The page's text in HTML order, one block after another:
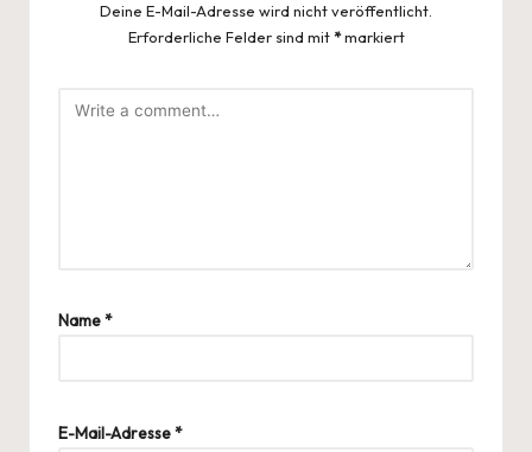
Deine E-Mail-Adresse wird nicht veröffentlicht.
Erforderliche Felder sind mit*markiert
Name*
E-Mail-Adresse*